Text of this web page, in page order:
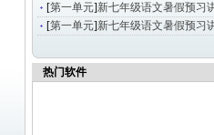
[第一单元]新七年级语文暑假预习
[第一单元]新七年级语文暑假预习
热门软件